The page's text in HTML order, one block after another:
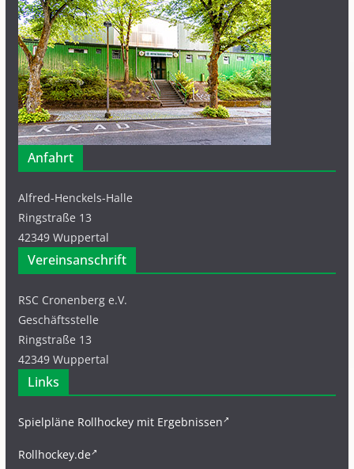
Anfahrt
Alfred-Henckels-Halle
Ringstraße 13
42349 Wuppertal
Vereinsanschrift
RSC Cronenberg e.V.
Geschäftsstelle
Ringstraße 13
42349 Wuppertal
Links
Spielpläne Rollhockey mit Ergebnissen
Rollhockey.de